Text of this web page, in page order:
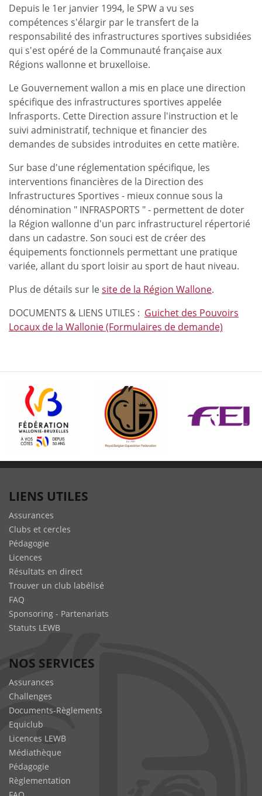
Depuis le 1er janvier 1994, le SPW a vu ses
compétences s'élargir par le transfert de la
responsabilité des infrastructures sportives subsidiées
qui s'est opéré de la Communauté française aux
Régions wallonne et bruxelloise.
Le Gouvernement wallon a mis en place une direction
spécifique des infrastructures sportives appelée
Infrasports. Cette Direction assure l'instruction et le
suivi administratif, technique et financier des
demandes de subsides introduites en cette matière.
Sur base d'une réglementation spécifique, les
interventions financières de la Direction des
Infrastructures Sportives - mieux connue sous la
dénomination " INFRASPORTS " - permettent de doter
la Région wallonne d'un parc infrastructurel répertorié
dans un cadastre. Son souci est de créer des
équipements fonctionnels permettant une pratique
variée, allant du sport loisir au sport de haut niveau.
Plus de détails sur lesite de la Région Wallone.
DOCUMENTS & LIENS UTILES : Guichet des Pouvoirs
Locaux de la Wallonie (Formulaires de demande)
LIENS UTILES
Assurances
Clubs et cercles
Pédagogie
Licences
Résultats en direct
Trouver un club labélisé
FAQ
Sponsoring - Partenariats
Statuts LEWB
NOS SERVICES
Assurances
Challenges
Documents-Règlements
Equiclub
Licences LEWB
Médiathèque
Pédagogie
Règlementation